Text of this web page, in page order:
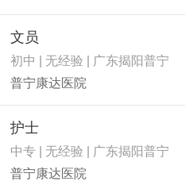
文员
初中 | 无经验 | 广东揭阳普宁
普宁康达医院
护士
中专 | 无经验 | 广东揭阳普宁
普宁康达医院